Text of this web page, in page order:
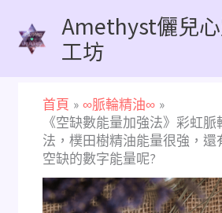
Amethyst儷兒
工坊
首頁
∞脈輪精油∞
《空缺數能量加強法》彩虹
法，樸田樹精油能量很強，
空缺的數字能量呢?